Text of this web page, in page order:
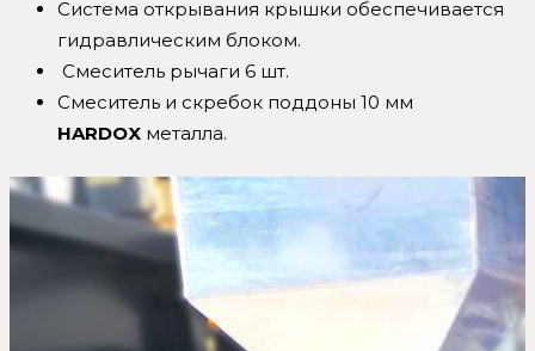
Система открывания крышки обеспечивается
гидравлическим блоком.
Смеситель рычаги 6 шт.
Смеситель и скребок поддоны 10 мм
HARDOX металла.